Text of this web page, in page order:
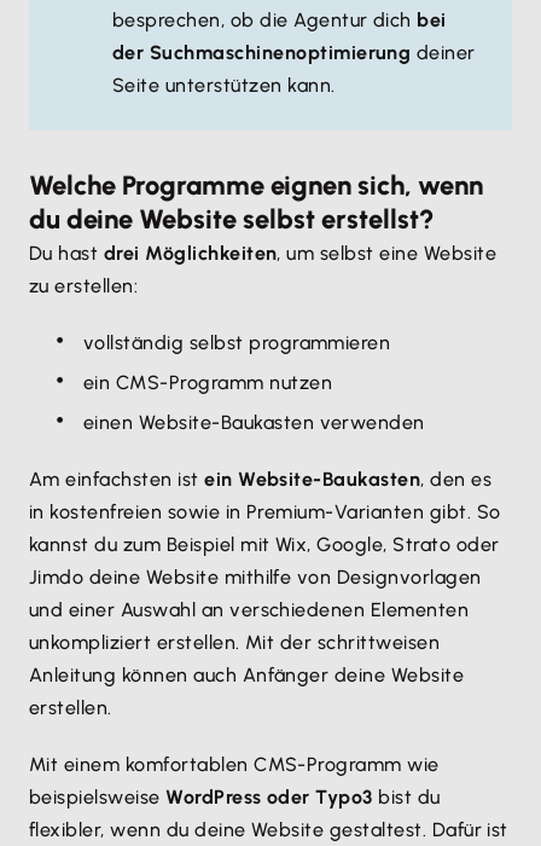
besprechen, ob die Agentur dich bei
der Suchmaschinenoptimierung deiner
Seite unterstützen kann.
Welche Programme eignen sich, wenn
du deine Website selbst erstellst?
Du hast drei Möglichkeiten, um selbst eine Website
zu erstellen:
vollständig selbst programmieren
ein CMS-Programm nutzen
einen Website-Baukasten verwenden
Am einfachsten istein Website-Baukasten, den es
in kostenfreien sowie in Premium-Varianten gibt. So
kannst du zum Beispiel mit Wix, Google, Strato oder
Jimdo deine Website mithilfe von Designvorlagen
und einer Auswahl an verschiedenen Elementen
unkompliziert erstellen. Mit der schrittweisen
Anleitung können auch Anfänger deine Website
erstellen.
Mit einem komfortablen CMS-Programm wie
beispielsweiseWordPress oder Typo3 bist du
flexibler, wenn du deine Website gestaltest. Dafür ist